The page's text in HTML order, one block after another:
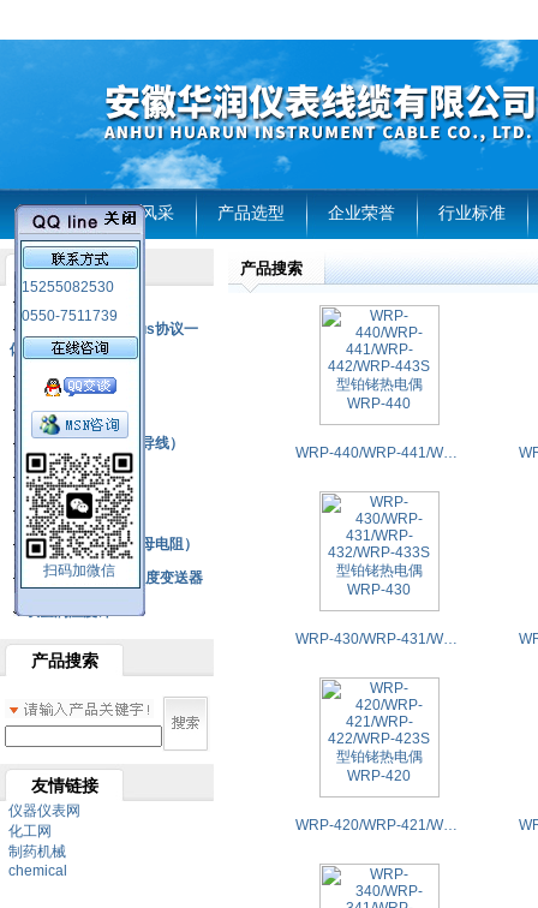
首页 企业风采 产品选型 企业荣誉 行业标准
15255082530
0550-7511739
扫码加微信
产品列表
RS485通讯modbus协议一
体化现场智能仪表
热电偶
压力式温度计
热电偶补偿电缆（导线）
振动传感器
热电阻
铂热电阻元件（云母电阻）
SBW系列一体化温度变送器
双金属温度计
产品搜索
友情链接
仪器仪表网
化工网
制药机械
chemical
产品搜索
WRP-440/WRP-441/WRP-442/WRP-443S型铂铑热电偶WRP-440
WRP-430/WRP-431/WRP-432/WRP-433S型铂铑热电偶WRP-430
WRP-420/WRP-421/WRP-422/WRP-423S型铂铑热电偶WRP-420